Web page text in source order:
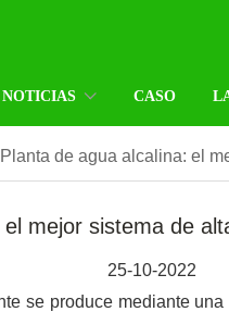
NOTICIAS CASO
Planta de agua alcalina: el
mejor sistema de
25-10-2022
se produce mediante